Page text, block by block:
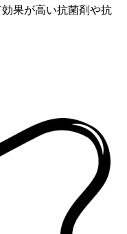
果が高い抗菌剤や抗